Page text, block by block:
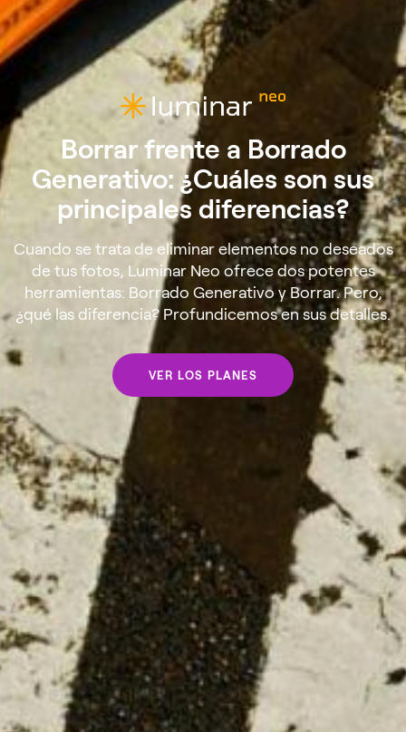
Borrar frente a Borrado
Generativo: ¿Cuáles son sus
principales diferencias?
Cuando se trata de eliminar elementos no deseados
de tus fotos, Luminar Neo ofrece dos potentes
herramientas: Borrado Generativo y Borrar. Pero,
¿qué las diferencia? Profundicemos en sus detalles.
VER LOS PLANES